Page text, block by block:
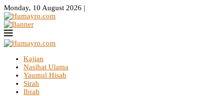
Monday, 10 August 2026 |
Kajian
Nasihat Ulama
Yaumul Hisab
Sirah
Ibrah